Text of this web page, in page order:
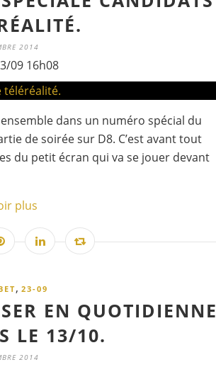
2014
09 16h08
dans un numéro spécial du
de soirée sur D8. C’est avant tout
du petit écran qui va se jouer devant
plus
, 23-09
EN QUOTIDIENNE
LE 13/10.
2014